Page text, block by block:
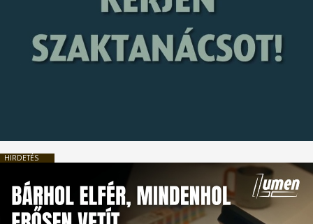
HIRDETÉS